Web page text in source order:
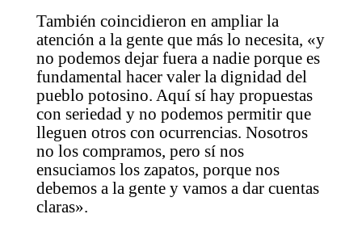
También coincidieron en ampliar la
atención a la gente que más lo necesita, «y
no podemos dejar fuera a nadie porque es
fundamental hacer valer la dignidad del
pueblo potosino. Aquí sí hay propuestas
con seriedad y no podemos permitir que
lleguen otros con ocurrencias. Nosotros
no los compramos, pero sí nos
ensuciamos los zapatos, porque nos
debemos a la gente y vamos a dar cuentas
claras».